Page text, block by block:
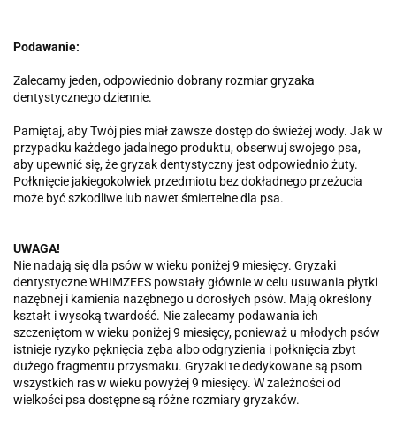
Podawanie:
Zalecamy jeden, odpowiednio dobrany rozmiar gryzaka
dentystycznego dziennie.
Pamiętaj, aby Twój pies miał zawsze dostęp do świeżej wody. Jak w
przypadku każdego jadalnego produktu, obserwuj swojego psa,
aby upewnić się, że gryzak dentystyczny jest odpowiednio żuty.
Połknięcie jakiegokolwiek przedmiotu bez dokładnego przeżucia
może być szkodliwe lub nawet śmiertelne dla psa.
UWAGA!
Nie nadają się dla psów w wieku poniżej 9 miesięcy. Gryzaki
dentystyczne WHIMZEES powstały głównie w celu usuwania płytki
nazębnej i kamienia nazębnego u dorosłych psów. Mają określony
kształt i wysoką twardość. Nie zalecamy podawania ich
szczeniętom w wieku poniżej 9 miesięcy, ponieważ u młodych psów
istnieje ryzyko pęknięcia zęba albo odgryzienia i połknięcia zbyt
dużego fragmentu przysmaku. Gryzaki te dedykowane są psom
wszystkich ras w wieku powyżej 9 miesięcy. W zależności od
wielkości psa dostępne są różne rozmiary gryzaków.